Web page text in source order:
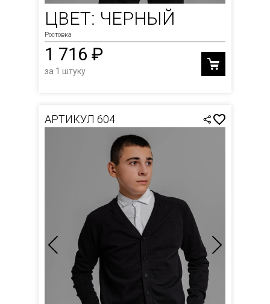
ЦВЕТ: ЧЕРНЫЙ
Ростовка
1 716 ₽
за 1 штуку
АРТИКУЛ 604